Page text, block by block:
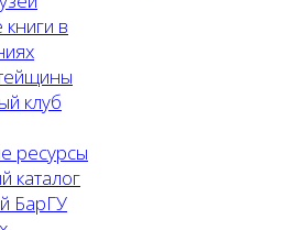
книги в
клуб
ресурсы
каталог
БарГУ